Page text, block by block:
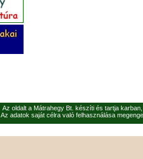
Az oldalt a Mátrahegy Bt. készíti és tartja
Az adatok saját célra való felhasználása